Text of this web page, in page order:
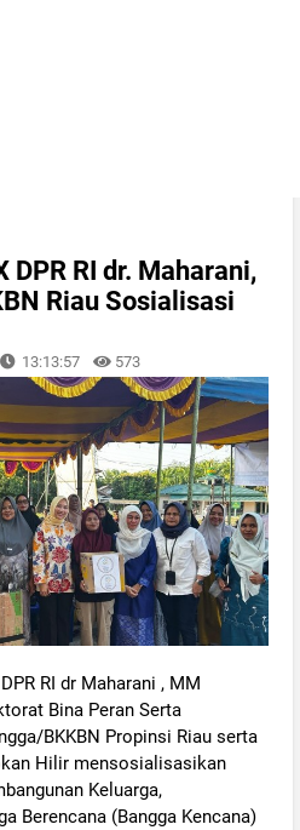
RI dr. Maharani,
Riau Sosialisasi
13:13:57 573
RI dr Maharani , MM
Bina Peran Serta
BKKBN Propinsi Riau serta
Hilir mensosialisasikan
Keluarga,
Berencana (Bangga Kencana)